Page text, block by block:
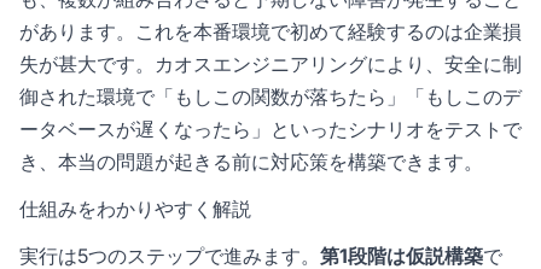
があります。これを本番環境で初めて経験するのは企業損
失が甚大です。カオスエンジニアリングにより、安全に制
御された環境で「もしこの関数が落ちたら」「もしこのデ
ータベースが遅くなったら」といったシナリオをテストで
き、本当の問題が起きる前に対応策を構築できます。
仕組みをわかりやすく解説
実行は5つのステップで進みます。 第1段階は仮説構築で